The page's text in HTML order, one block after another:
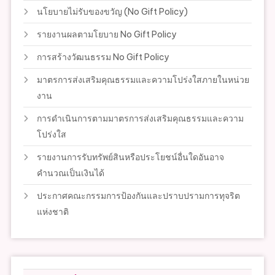
นโยบายไม่รับของขวัญ (No Gift Policy)
รายงานผลตามโยบาย No Gift Policy
การสร้างวัฒนธรรม No Gift Policy
มาตรการส่งเสริมคุณธรรมและความโปร่งใสภายในหน่วย
งาน
การดำเนินการตามมาตรการส่งเสริมคุณธรรมและความ
โปร่งใส
รายงานการรับทรัพย์สินหรือประโยชน์อื่นใดอันอาจ
คำนวณเป็นเงินได้
ประกาศคณะกรรมการป้องกันและปราบปรามการทุจริต
แห่งชาติ